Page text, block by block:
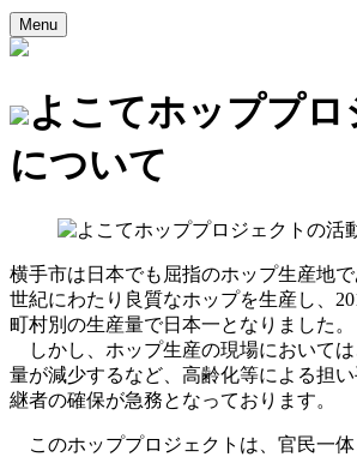
Menu
よこてホッププロ
について
横手市は日本でも屈指のホップ生産地
世紀にわたり良質なホップを生産し、
町村別の生産量で日本一となりました。
しかし、ホップ生産の現場において
量が減少するなど、高齢化等による担
継者の確保が急務となっております。
このホッププロジェクトは、官民一